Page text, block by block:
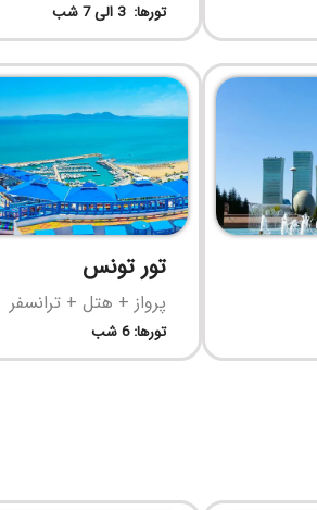
تورها: 3 الی 7 شب
تور تونس
پرواز + هتل + ترانسفر
تورها: 6 شب